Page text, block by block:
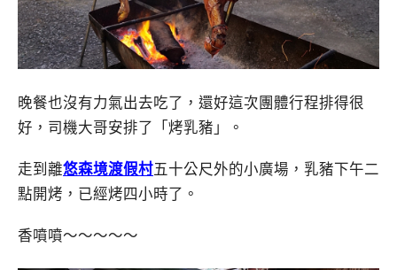
晚餐也沒有力氣出去吃了，還好這次團體行程排得很
好，司機大哥安排了「烤乳豬」。
走到離悠森境渡假村五十公尺外的小廣場，乳豬下午二
點開烤，已經烤四小時了。
香噴噴～～～～～